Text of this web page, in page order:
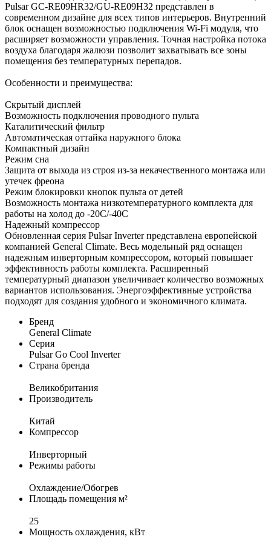
Pulsar GC-RE09HR32/GU-RE09H32 представлен в
современном дизайне для всех типов интерьеров. Внутренний
блок оснащен возможностью подключения Wi-Fi модуля, что
расширяет возможности управления. Точная настройка потока
воздуха благодаря жалюзи позволит захватывать все зоны
помещения без температурных перепадов.
Особенности и преимущества:
Скрытый дисплей
Возможность подключения проводного пульта
Каталитический фильтр
Автоматическая оттайка наружного блока
Компактный дизайн
Режим сна
Защита от выхода из строя из-за некачественного монтажа или
утечек фреона
Режим блокировки кнопок пульта от детей
Возможность монтажа низкотемпературного комплекта для
работы на холод до -20С/-40С
Надежный компрессор
Обновленная серия Pulsar Inverter представлена европейской
компанией General Climate. Весь модельный ряд оснащен
надежным инверторным компрессором, который повышает
эффективность работы комплекта. Расширенный
температурный диапазон увеличивает количество возможных
вариантов использования. Энергоэффективные устройства
подходят для создания удобного и экономичного климата.
Бренд
General Climate
Серия
Pulsar Go Cool Inverter
Страна бренда
Великобритания
Производитель
Китай
Компрессор
Инверторный
Режимы работы
Охлаждение/Обогрев
Площадь помещения м²
25
Мощность охлаждения, кВт